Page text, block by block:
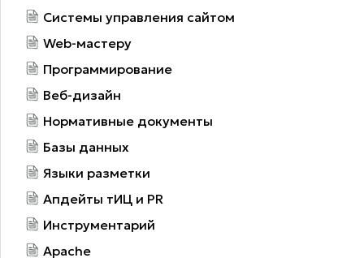
Системы управления сайтом
Web-мастеру
Программирование
Веб-дизайн
Нормативные документы
Базы данных
Языки разметки
Апдейты тИЦ и PR
Инструментарий
Apache